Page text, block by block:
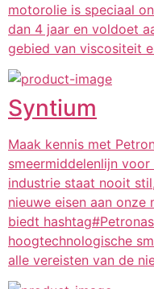
motorolie is speciaal
dan 4 jaar en voldoet
gebied van viscositeit
Syntium
Maak kennis met
smeermiddelenlijn
industrie staat nooit
nieuwe eisen aan onze
biedt
hoogtechnologische
alle vereisten van de